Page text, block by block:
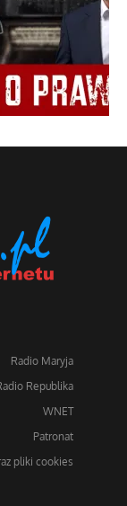
Radio Maryja
Republika
WNET
Patronat
pliki cookies